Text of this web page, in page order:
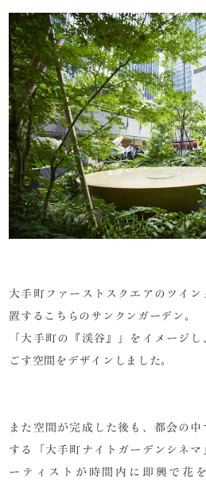
大手町ファーストスクエアのツイ
置するこちらのサンクンガーデン。
「大手町の『渓谷』」をイメージ
ごす空間をデザインしました。
また空間が完成した後も、都会の
する「大手町ナイトガーデンシネ
ーティストが時間内に即興で花